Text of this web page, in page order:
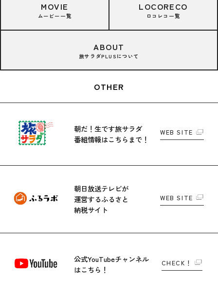
MOVIE
ムービー一覧
LOCORECO
ロコレコ一覧
ABOUT
旅サラダPLUSについて
OTHER
朝だ！生です旅サラダ
番組情報はこちらまで！
WEB SITE
朝日放送テレビが
運営するふるさと
納税サイト
WEB SITE
公式YouTubeチャンネル
はこちら！
CHECK！